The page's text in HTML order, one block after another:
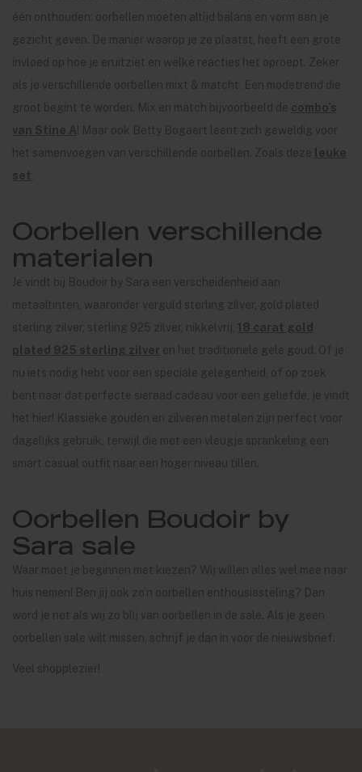
één onthouden: oorbellen moeten altijd balans en vorm aan je
gezicht geven. De manier waarop je ze plaatst, heeft een grote
invloed op hoe je eruitziet en welke reacties het oproept. Zeker
als je verschillende oorbellen mixt & matcht. Een modetrend die
groot begint te worden. Mix en match bijvoorbeeld de combo’s
van Stine A! Maar ook Betty Bogaert leent zich geweldig voor
het samenvoegen van verschillende oorbellen. Zoals deze
leuke
set
Oorbellen verschillende
materialen
Je vindt bij Boudoir by Sara een verscheidenheid aan
metaaltinten, waaronder verguld sterling zilver, gold plated
sterling zilver, sterling 925 zilver, nikkelvrij, 18 carat gold
plated 925 sterling zilver en het traditionele gele goud. Of je
nu iets nodig hebt voor een speciale gelegenheid, of op zoek
bent naar dat perfecte sieraad cadeau voor een geliefde, je vindt
het hier! Klassieke gouden en zilveren metalen zijn perfect voor
dagelijks gebruik, terwijl die met een vleugje sprankeling een
smart casual outfit naar een hoger niveau tillen.
Oorbellen Boudoir by
Sara sale
Waar moet je beginnen met kiezen? Wij willen alles wel mee naar
huis nemen! Ben jij ook zo’n oorbellen enthousiasteling? Dan
word je net als wij zo blij van oorbellen in de sale. Als je geen
oorbellen sale wilt missen, schrijf je dan in voor de nieuwsbrief.
Veel shopplezier!